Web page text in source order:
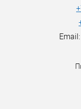
Email: